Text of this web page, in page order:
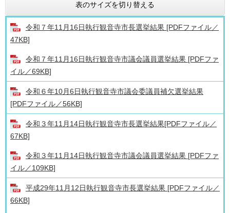
表のサイズを切り替える
令和７年11月16日執行観音寺市長選挙結果 [PDFファイル／
47KB]
令和７年11月16日執行観音寺市議会議員選挙結果 [PDFファ
イル／69KB]
令和６年10月6日執行観音寺市議会委議員補欠選挙結果
[PDFファイル／56KB]
令和３年11月14日執行観音寺市長選挙結果[PDFファイル／
67KB]
令和３年11月14日執行観音寺市議会議員選挙結果 [PDFファ
イル／109KB]
平成29年11月12日執行観音寺市長選挙結果 [PDFファイル／
66KB]